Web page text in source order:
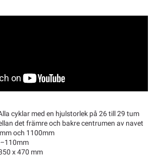
cyklar med en hjulstorlek på 26 till 29 tum
det främre och bakre centrumen av navet
och 1100mm
x 470 mm